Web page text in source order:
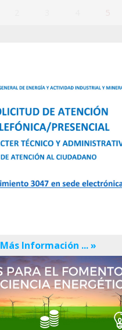
5
Más Información ... »